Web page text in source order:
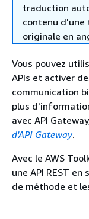
traduction
contenu d'une
originale en
Vous pouvez
APIs et activer
communication
plus
avec API
d'API Gateway.
Avec le AWS
une API REST
de méthode et